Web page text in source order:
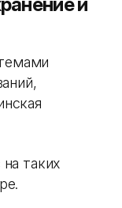
таких